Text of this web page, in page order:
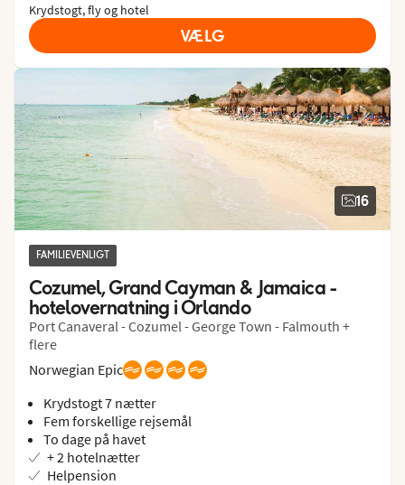
Krydstogt, fly og hotel
VÆLG
16
FAMILIEVENLIGT
Cozumel, Grand Cayman & Jamaica -
hotelovernatning i Orlando
Port Canaveral - Cozumel - George Town - Falmouth +
flere
Norwegian Epic
Krydstogt 7 nætter
Fem forskellige rejsemål
To dage på havet
+ 2 hotelnætter
Helpension